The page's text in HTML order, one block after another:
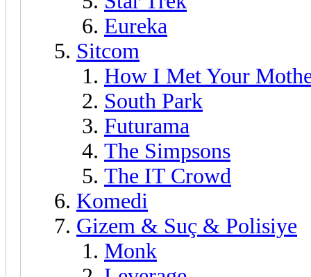
Eureka
Sitcom
How I Met Your
South Park
Futurama
The Simpsons
The IT Crowd
Komedi
Gizem & Suç & Polisiye
Monk